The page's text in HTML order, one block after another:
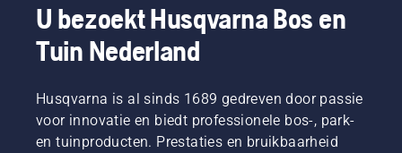
U bezoekt Husqvarna Bos en
Tuin Nederland
Husqvarna is al sinds 1689 gedreven door passie
voor innovatie en biedt professionele bos-, park-
en tuinproducten. Prestaties en bruikbaarheid